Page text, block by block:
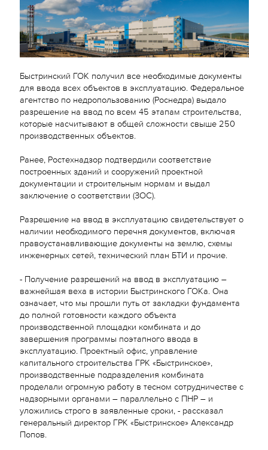
Быстринский ГОК получил все необходимые документы
для ввода всех объектов в эксплуатацию. Федеральное
агентство по недропользованию (Роснедра) выдало
разрешение на ввод по всем 45 этапам строительства,
которые насчитывают в общей сложности свыше 250
производственных объектов.
Ранее, Ростехнадзор подтвердили соответствие
построенных зданий и сооружений проектной
документации и строительным нормам и выдал
заключение о соответствии (ЗОС).
Разрешение на ввод в эксплуатацию свидетельствует о
наличии необходимого перечня документов, включая
правоустанавливающие документы на землю, схемы
инженерных сетей, технический план БТИ и прочие.
- Получение разрешений на ввод в эксплуатацию –
важнейшая веха в истории Быстринского ГОКа. Она
означает, что мы прошли путь от закладки фундамента
до полной готовности каждого объекта
производственной площадки комбината и до
завершения программы поэтапного ввода в
эксплуатацию. Проектный офис, управление
капитального строительства ГРК «Быстринское»,
производственные подразделения комбината
проделали огромную работу в тесном сотрудничестве с
надзорными органами – параллельно с ПНР – и
уложились строго в заявленные сроки, - рассказал
генеральный директор ГРК «Быстринское» Александр
Попов.